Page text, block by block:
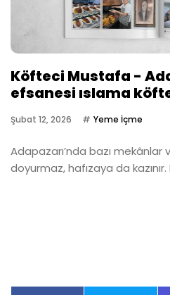
Köfteci Mustafa -
efsanesi ıslama
Şubat 12, 2026 Yeme İçme
Adapazarı’nda bazı mekânlar
doyurmaz, hafızaya da